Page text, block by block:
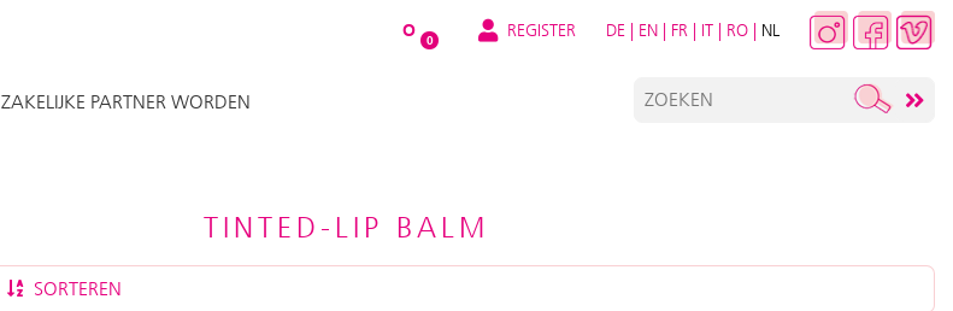
O 0 REGISTER DE | EN | FR | IT | RO | NL
ZAKELIJKE PARTNER WORDEN
TINTED-LIP BALM
SORTEREN